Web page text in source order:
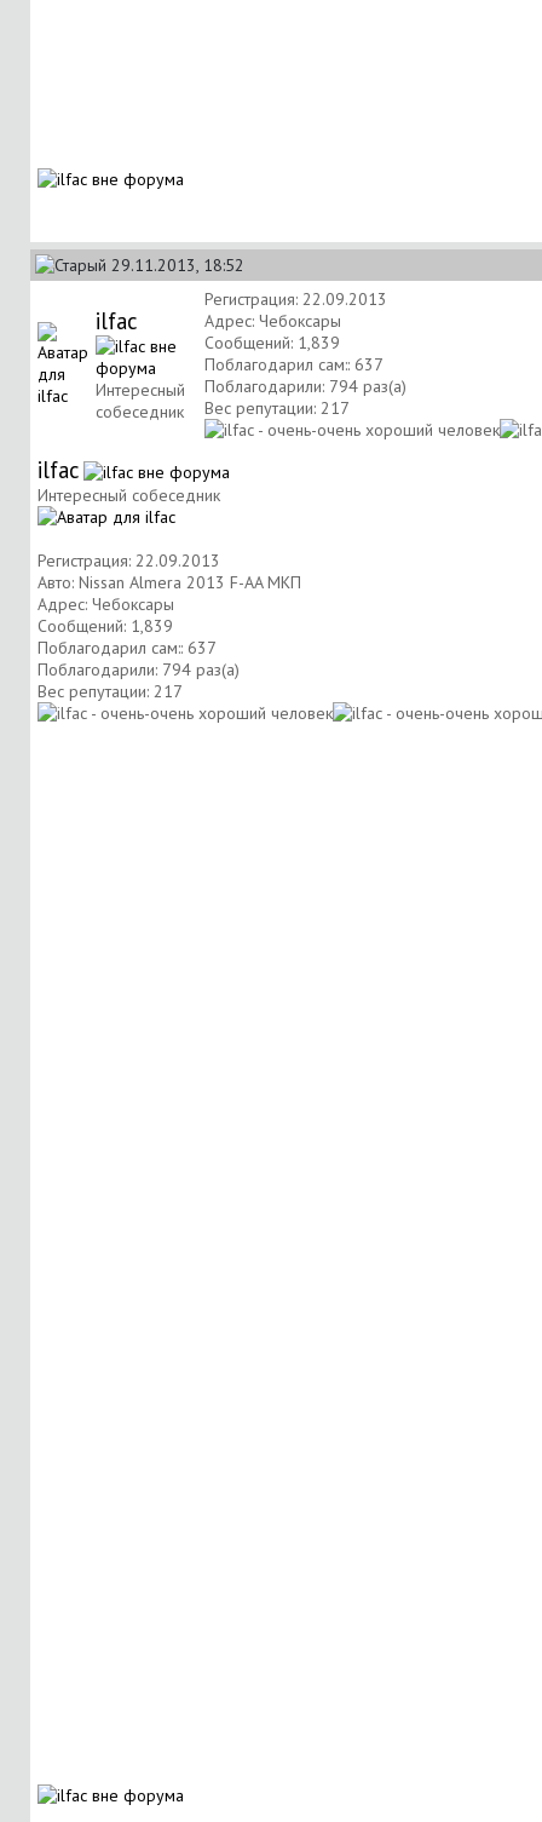
29.11.2013, 18:52
ilfac
Интересный
собеседник
Регистрация: 22.09.2013
Адрес: Чебоксары
Сообщений: 1,839
Поблагодарил сам:: 637
Поблагодарили: 794 раз(а)
Вес репутации: 217
ilfac
Интересный собеседник
Регистрация: 22.09.2013
Авто: Nissan Almera 2013 F-AA МКП
Адрес: Чебоксары
Сообщений: 1,839
Поблагодарил сам:: 637
Поблагодарили: 794 раз(а)
Вес репутации: 217